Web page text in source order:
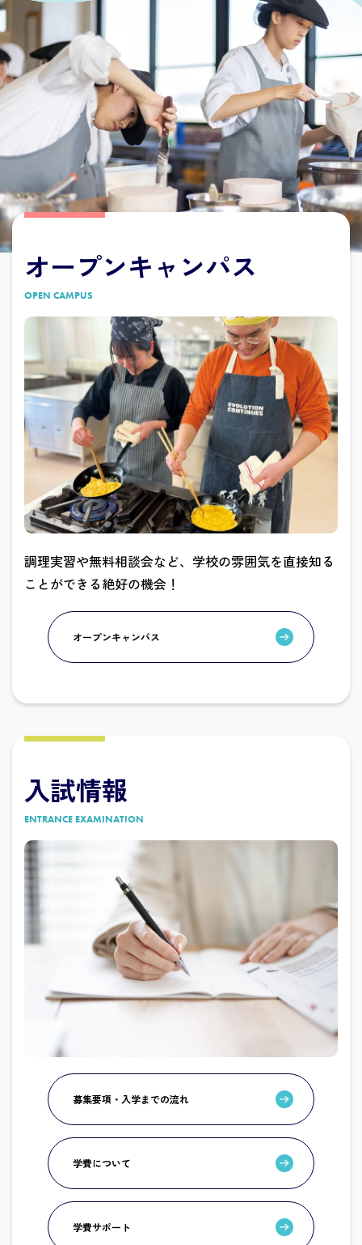
オープンキャンパス
OPEN CAMPUS
調理実習や無料相談会など、学校の雰囲気を直接知る
ことができる絶好の機会！
オープンキャンパス
入試情報
ENTRANCE EXAMINATION
募集要項・入学までの流れ
学費について
学費サポート